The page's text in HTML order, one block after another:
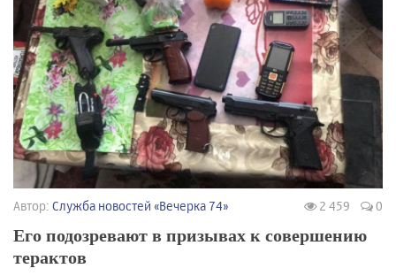
Автор: Служба новостей «Вечерка 74» 2 459 0
Его подозревают в призывах к совершению
терактов